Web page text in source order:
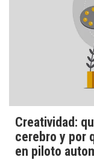
Creatividad:
cerebro y por
en piloto